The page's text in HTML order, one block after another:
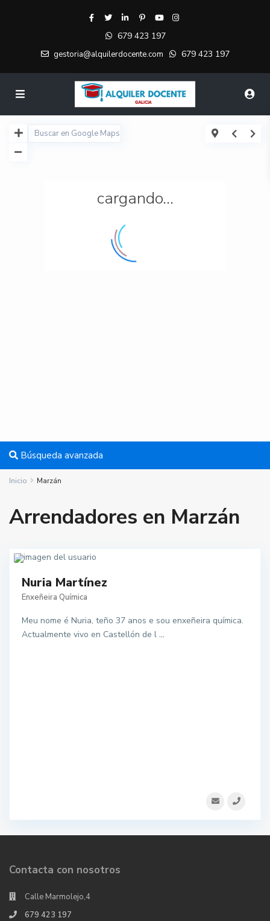
679 423 197
gestoria@alquilerdocente.com 679 423 197
cargando...
Búsqueda avanzada
Inicio Marzán
Arrendadores en Marzán
Nuria Martínez
Enxeñeira Química
Meu nome é Nuria, teño 37 anos e sou enxeñeira química.
Actualmente vivo en Castellón de l ...
Contacta con nosotros
Calle Marmolejo,4
679 423 197